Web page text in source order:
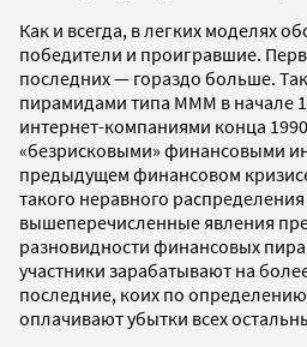
Как и всегда, в легких моделях
победители и проигравшие.
последних — гораздо больше.
пирамидами типа МММ в начале
интернет-компаниями конца
«безрисковыми» финансовыми
предыдущем финансовом
такого неравного
вышеперечисленные явления
разновидности финансовых
участники зарабатывают на
последние, коих по
оплачивают убытки всех